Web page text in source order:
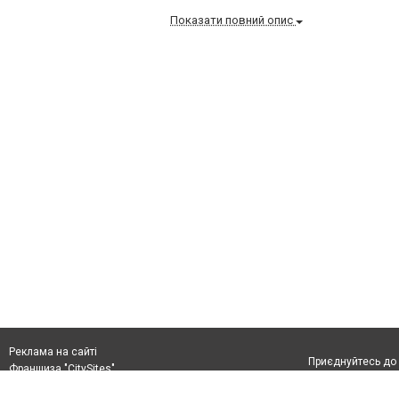
Показати повний опис
Реклама на сайті
Франшиза "CitySites"
Приєднуйтесь до